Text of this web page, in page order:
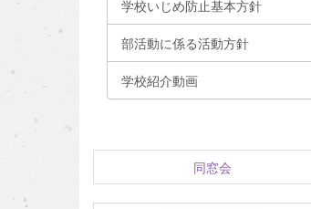
学校いじめ防止基本方針
部活動に係る活動方針
学校紹介動画
同窓会